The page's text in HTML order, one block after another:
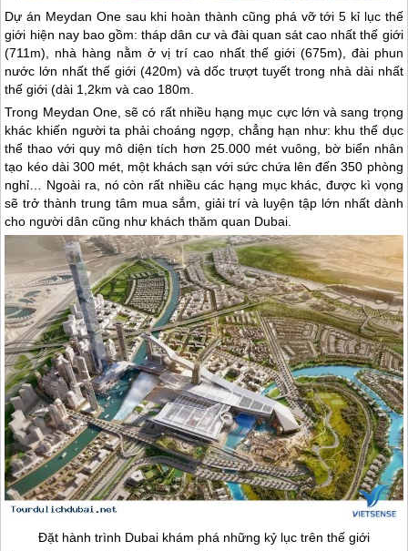
Dự án Meydan One sau khi hoàn thành cũng phá vỡ tới 5 kỉ lục thế
giới hiện nay bao gồm: tháp dân cư và đài quan sát cao nhất thế giới
(711m), nhà hàng nằm ở vị trí cao nhất thế giới (675m), đài phun
nước lớn nhất thế giới (420m) và dốc trượt tuyết trong nhà dài nhất
thế giới (dài 1,2km và cao 180m.
Trong Meydan One, sẽ có rất nhiều hạng mục cực lớn và sang trọng
khác khiến người ta phải choáng ngợp, chẳng hạn như: khu thể dục
thể thao với quy mô diện tích hơn 25.000 mét vuông, bờ biển nhân
tạo kéo dài 300 mét, một khách sạn với sức chứa lên đến 350 phòng
nghỉ… Ngoài ra, nó còn rất nhiều các hạng mục khác, được kì vọng
sẽ trở thành trung tâm mua sắm, giải trí và luyện tập lớn nhất dành
cho người dân cũng như khách thăm quan Dubai.
Đặt hành trình Dubai khám phá những kỷ lục trên thế giới